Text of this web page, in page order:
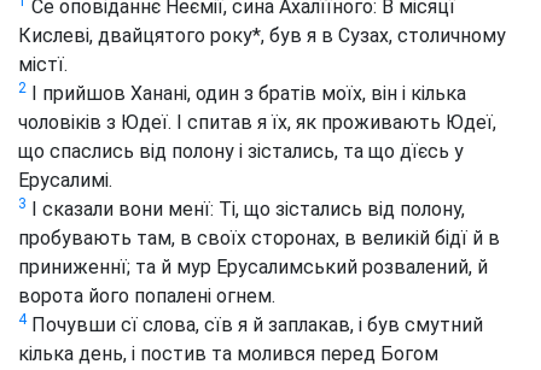
Се оповіданнє Неємії, сина Ахалїїного: В місяцї
Кислеві, двайцятого року*, був я в Сузах, столичному
містї.
2 І прийшов Ханані, один з братів моїх, він і кілька
чоловіків з Юдеї. І спитав я їх, як проживають Юдеї,
що спаслись від полону і зістались, та що дїєсь у
Ерусалимі.
3 І сказали вони менї: Ті, що зістались від полону,
пробувають там, в своїх сторонах, в великій бідї й в
приниженнї; та й мур Ерусалимський розвалений, й
ворота його попалені огнем.
4Почувши сї слова, сїв я й заплакав, і був смутний
кілька день, і постив та молився перед Богом